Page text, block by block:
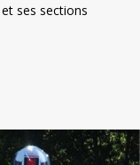
ses sections